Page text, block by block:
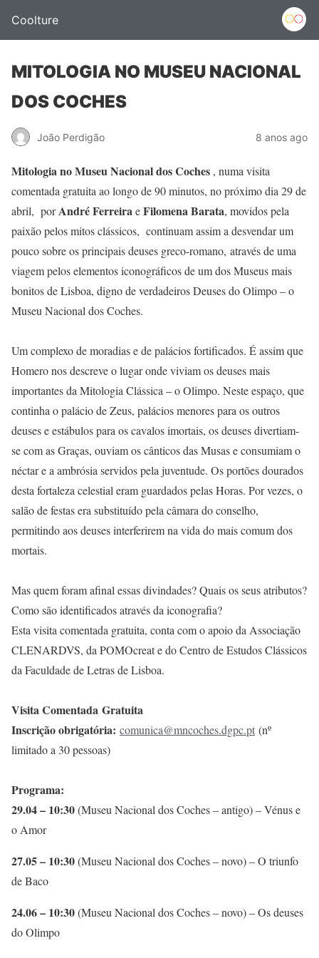
Coolture
MITOLOGIA NO MUSEU NACIONAL
DOS COCHES
João Perdigão 8 anos ago
Mitologia no Museu Nacional dos Coches , numa visita
comentada gratuita ao longo de 90 minutos, no próximo dia 29 de
abril, porAndré FerreiraeFilomena Barata, movidos pela
paixão pelos mitos clássicos, continuam assim a desvendar um
pouco sobre os principais deuses greco-romano, através de uma
viagem pelos elementos iconográficos de um dos Museus mais
bonitos de Lisboa, digno de verdadeiros Deuses do Olimpo – o
Museu Nacional dos Coches.
Um complexo de moradias e de palácios fortificados. É assim que
Homero nos descreve o lugar onde viviam os deuses mais
importantes da Mitologia Clássica – o Olimpo. Neste espaço, que
continha o palácio de Zeus, palácios menores para os outros
deuses e estábulos para os cavalos imortais, os deuses divertiam-
se com as Graças, ouviam os cânticos das Musas e consumiam o
néctar e a ambrósia servidos pela juventude. Os portões dourados
desta fortaleza celestial eram guardados pelas Horas. Por vezes, o
salão de festas era substituído pela câmara do conselho,
permitindo aos deuses interferirem na vida do mais comum dos
mortais.
Mas quem foram afinal essas divindades? Quais os seus atributos?
Como são identificados através da iconografia?
Esta visita comentada gratuita, conta com o apoio da Associação
CLENARDVS, da POMOcreat e do Centro de Estudos Clássicos
da Faculdade de Letras de Lisboa.
Visita Comentada Gratuita
Inscrição obrigatória: comunica@mncoches.dgpc.pt (nº
limitado a 30 pessoas)
Programa:
29.04 – 10:30(Museu Nacional dos Coches – antigo) – Vénus e
o Amor
27.05 – 10:30(Museu Nacional dos Coches – novo) – O triunfo
de Baco
24.06 – 10:30(Museu Nacional dos Coches – novo) – Os deuses
do Olimpo